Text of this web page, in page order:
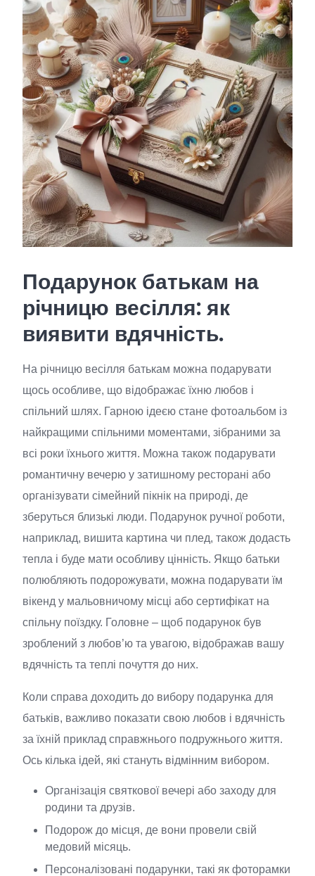
Подарунок батькам на
річницю весілля: як
виявити вдячність.
На річницю весілля батькам можна подарувати
щось особливе, що відображає їхню любов і
спільний шлях. Гарною ідеєю стане фотоальбом із
найкращими спільними моментами, зібраними за
всі роки їхнього життя. Можна також подарувати
романтичну вечерю у затишному ресторані або
організувати сімейний пікнік на природі, де
зберуться близькі люди. Подарунок ручної роботи,
наприклад, вишита картина чи плед, також додасть
тепла і буде мати особливу цінність. Якщо батьки
полюбляють подорожувати, можна подарувати їм
вікенд у мальовничому місці або сертифікат на
спільну поїздку. Головне – щоб подарунок був
зроблений з любов’ю та увагою, відображав вашу
вдячність та теплі почуття до них.
Коли справа доходить до вибору подарунка для
батьків, важливо показати свою любов і вдячність
за їхній приклад справжнього подружнього життя.
Ось кілька ідей, які стануть відмінним вибором.
Організація святкової вечері або заходу для
родини та друзів.
Подорож до місця, де вони провели свій
медовий місяць.
Персоналізовані подарунки, такі як фоторамки